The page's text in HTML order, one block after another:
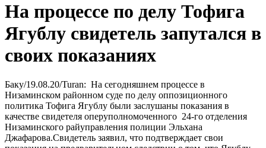
На процессе по делу Тофига
Ягублу свидетель запутался в
своих показаниях
Баку/19.08.20/Turan: На сегодняшнем процессе в
Низаминском районном суде по делу оппозиционного
политика Тофига Ягублу были заслушаны показания в
качестве свидетеля оперуполномоченного 24-го отделения
Низаминского райуправления полиции Эльхана
Джафарова.Свидетель заявил, что подтверждает свои